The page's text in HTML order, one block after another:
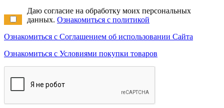
Даю согласие на обработку моих персональных
данных. Ознакомиться с политикой
Ознакомиться с Соглашением об использовании Сайта
Ознакомиться с Условиями покупки товаров